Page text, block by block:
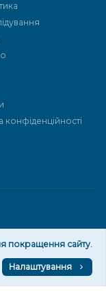
конфіденційності
покращення сайту.
Налаштування